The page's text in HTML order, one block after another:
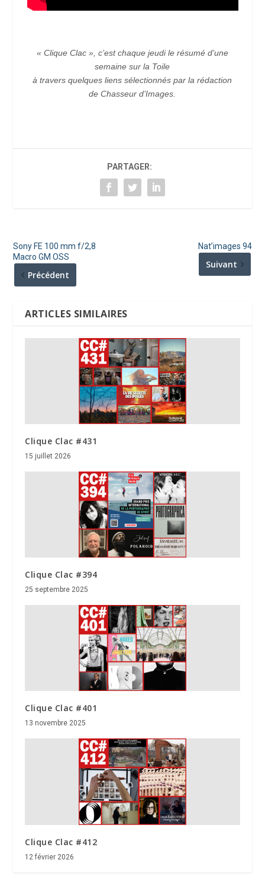
« Clique Clac », c’est chaque jeudi le résumé d’une
semaine sur la Toile
à travers quelques liens sélectionnés par la rédaction
de Chasseur d’Images.
PARTAGER:
Sony FE 100 mm f/2,8
Macro GM OSS
Précédent
Nat’images 94
Suivant
ARTICLES SIMILAIRES
Clique Clac #431
15 juillet 2026
Clique Clac #394
25 septembre 2025
Clique Clac #401
13 novembre 2025
Clique Clac #412
12 février 2026